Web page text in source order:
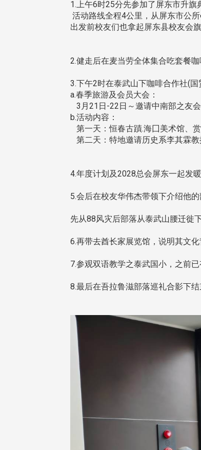
1.上午6时25分先参加了屏东市升
活动路线全程4公里，从屏东市
出发前校友们也拿起屏东县校友会
2.健走后在麦当劳全体集合吃套餐
3.下午2时在泰武山下咖啡合作社(
a.春季旅游及会员大会：
3月21日-22日～邀请中南部之友
b.活动内容：
第一天：恒春古蹟.海囗美术馆、
第二天：特地邀请历史系李其霖
4.年度计划及2028总会屏东一起发
5.会后在校友华伟杰带领下介绍他
先从88风灾后部落从泰武山腰迁徙
6.再带去酋长家展览馆，说明其文
7.参观双语教学之泰武国小，之前已
8.最后在吾拉鲁滋部落巡礼合影下